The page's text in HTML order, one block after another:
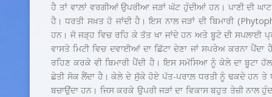
ਹੈ ਤਾਂ ਵਾਲ਼ਾਂ ਵਰਗੀਆਂ ਉਪਰੀਆ ਜੜਾਂ ਘੱਟ ਹੁੰਦੀਆਂ ਹਨ। ਪਾਣੀ ਦੀ
ਹੈ। ਧਰਤੀ ਸਖ਼ਤ ਹੋ ਜਾਂਦੀ ਹੈ। ਇਸ ਨਾਲ ਜੜਾਂ ਦੀ ਬਿਮਾਰੀ
ਹਨ। ਜੋ ਜੜ੍ਹ ਵਿਚ ਰਹਿ ਕੇ ਤੱਤ ਖਾ ਜਾਂਦੇ ਹਨ ਅਤੇ ਬੂਟੇ ਦੀ ਸਪਲਾਈ
ਵਾਸਤੇ ਮਿਟੀ ਵਿਚ ਦਵਾਈਆਂ ਦਾ ਛਿੱਟਾ ਦੇਣਾ ਜਾਂ ਸਪਰੇਅ ਕਰਨਾ ਪੈਂਦਾ
ਰਹਿਣ ਕਰਕੇ ਵੀ ਬਿਮਾਰੀ ਪੈਂਦੀ ਹੈ। ਇਸ ਸਮੱਸਿਆ ਨੂੰ ਕੇਲੇ ਦਾ ਬੂਟਾ
ਛੇਤੀ ਸੋਕ ਲੈਂਦਾ ਹੈ। ਕੇਲੇ ਦੇ ਸੁੱਕੇ ਹੋਏ ਪੱਤ-ਪਰਾਲ਼ ਧਰਤੀ ਨੂੰ ਢਕਦੇ ਹਨ ਤੇ
ਬਚਾਉਂਦਾ ਹਨ। ਜਿਸ ਕਰਕੇ ਉਪਰੀ ਜੜਾਂ ਦਾ ਵਿਕਾਸ ਬਹੁਤ ਤੇਜ਼ੀ